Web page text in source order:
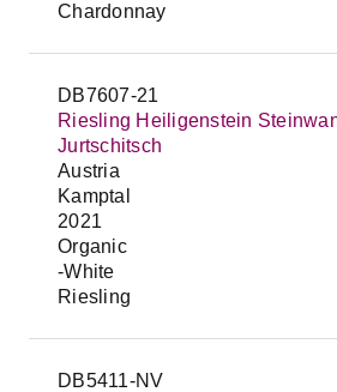
Chardonnay
DB7607-21
Riesling Heiligenstein
Jurtschitsch
Austria
Kamptal
2021
Organic
-White
Riesling
DB5411-NV